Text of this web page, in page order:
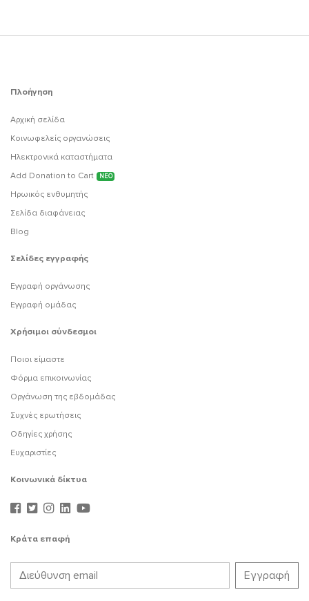
Πλοήγηση
Αρχική σελίδα
Κοινωφελείς οργανώσεις
Ηλεκτρονικά καταστήματα
Add Donation to Cart
ΝΕΟ
Ηρωικός ενθυμητής
Σελίδα διαφάνειας
Blog
Σελίδες εγγραφής
Εγγραφή οργάνωσης
Εγγραφή ομάδας
Χρήσιμοι σύνδεσμοι
Ποιοι είμαστε
Φόρμα επικοινωνίας
Οργάνωση της εβδομάδας
Συχνές ερωτήσεις
Οδηγίες χρήσης
Ευχαριστίες
Κοινωνικά δίκτυα
Κράτα επαφή